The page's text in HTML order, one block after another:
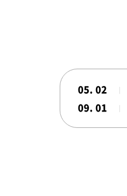
05. 02
09. 01